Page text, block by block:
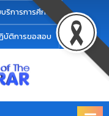
ริการการศึกษา
บัติการขอสอบ
นั
the
check